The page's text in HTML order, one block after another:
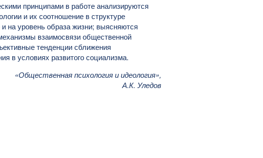
принципами в работе анализируются
и их соотношение в структуре
на уровень образа жизни; выясняются
взаимосвязи общественной
тенденции сближения
в условиях развитого социализма.
«Общественная психология и идеология»,
А.К. Уледов